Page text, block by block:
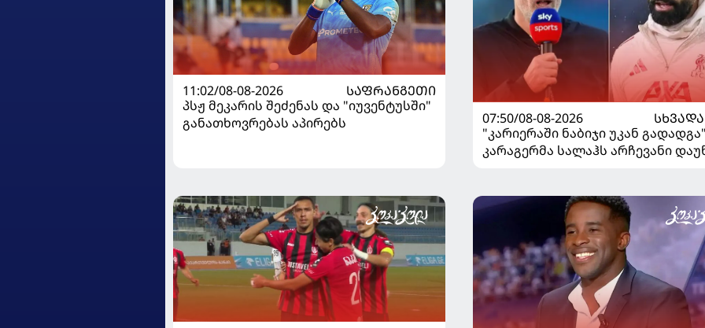
11:02/08-08-2026
ᲡᲐᲤᲠᲐᲜᲒᲔᲗᲘ
პსჟ მეკარის შეძენას და "იუვენტუსში"
განათხოვრებას აპირებს
07:50/08-08-2026
"კარიერაში ნაბიჯი უკან
კარაგერმა სალაჰს არჩევანი